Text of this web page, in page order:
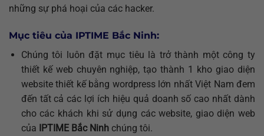
những sự phá hoại của các hacker.
Mục tiêu của IPTIME Bắc Ninh:
Chúng tôi luôn đặt mục tiêu là trở thành một công ty
thiết kế web chuyên nghiệp, tạo thành 1 kho giao diện
website thiết kế bằng wordpress lớn nhất Việt Nam đem
đến tất cả các lợi ích hiệu quả doanh số cao nhất dành
cho các khách khi sử dụng các website, giao diện web
của IPTIME Bắc Ninhchúng tôi.